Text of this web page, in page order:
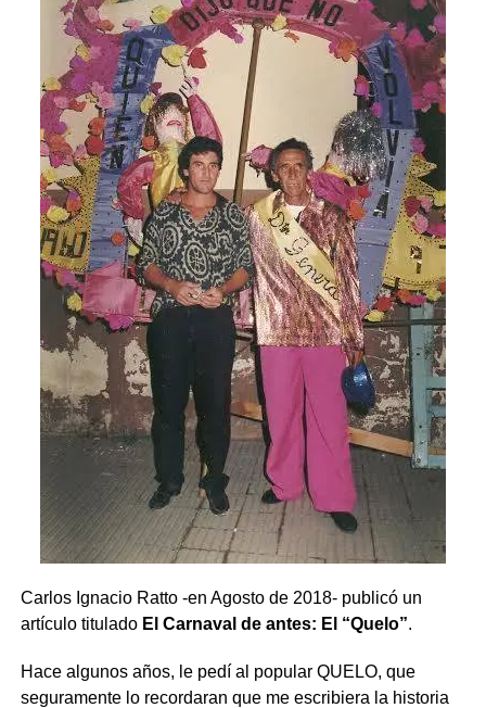
Carlos Ignacio Ratto -en Agosto de 2018- publicó un
artículo titulado El Carnaval de antes: El “Quelo”.
Hace algunos años, le pedí al popular QUELO, que
seguramente lo recordaran que me escribiera la historia